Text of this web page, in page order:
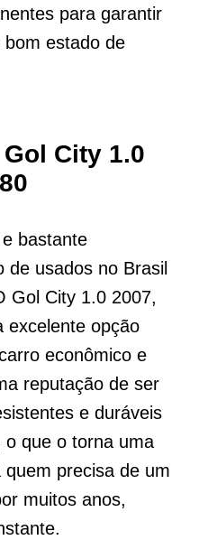
para garantir
estado de
City 1.0
bastante
de usados no Brasil
Gol City 1.0 2007,
excelente opção
econômico e
reputação de ser
e duráveis
o que o torna uma
precisa de um
muitos anos,